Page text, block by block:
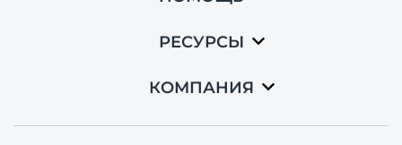
РЕСУРСЫ
КОМПАНИЯ